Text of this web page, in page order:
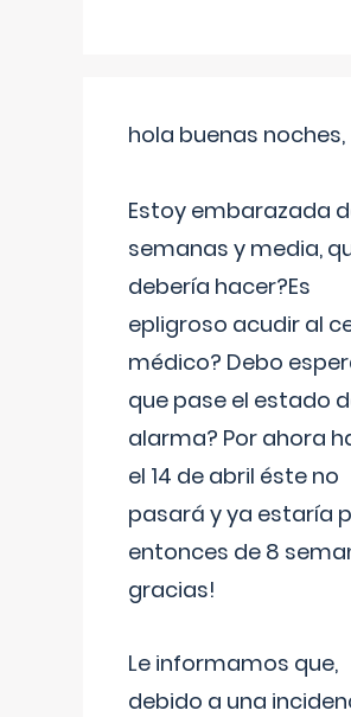
hola buenas noches,
Estoy embarazada
semanas y media,
debería hacer?Es
epligroso acudir al
médico? Debo
que pase el estado
alarma? Por ahora
el 14 de abril éste no
pasará y ya estaría
entonces de 8
gracias!
Le informamos que,
debido a una